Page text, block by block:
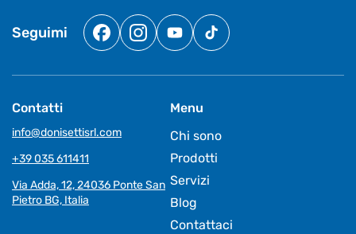
Seguimi
FacebookInstagram
YouTubeTikTok
Contatti
info@donisettisrl.com
+39 035 611411
Via Adda, 12, 24036 Ponte San
Pietro BG, Italia
Menu
Chi sono
Prodotti
Servizi
Blog
Contattaci